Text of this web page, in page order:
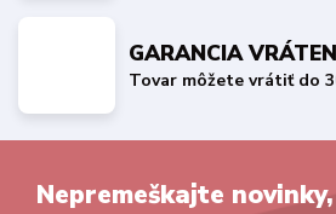
GARANCIA
Tovar môžete vrátiť do
Nepremeškajte